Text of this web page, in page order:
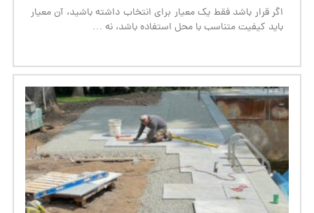
اگر قرار باشد فقط یک معیار برای انتخاب داشته باشید، آن معیار
باید کیفیت متناسب با محل استفاده باشد، نه …